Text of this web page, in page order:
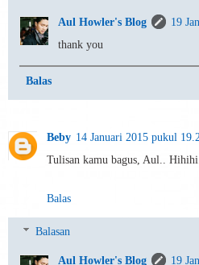
Aul Howler's Blog
19
thank you
Balas
Beby 14 Januari 2015 pukul
Tulisan kamu bagus, Aul..
Balas
Balasan
Aul Howler's Blog
19